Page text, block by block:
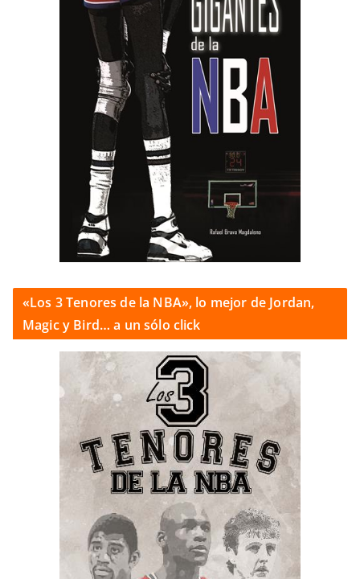
«Los 3 Tenores de la NBA», lo mejor de Jordan,
Magic y Bird… a un sólo click